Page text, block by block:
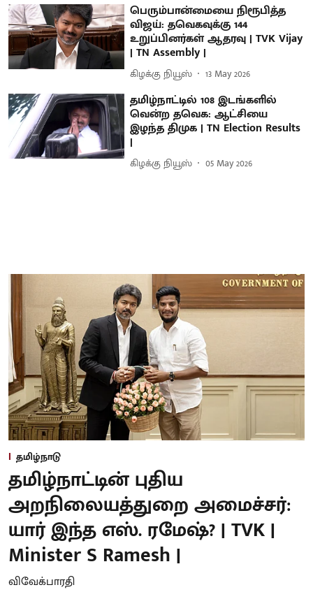
பெரும்பான்மையை நிரூபித்த
விஜய்: தவெகவுக்கு 144
உறுப்பினர்கள் ஆதரவு | TVK Vijay
| TN Assembly |
கிழக்கு நியூஸ் 13 May 2026
தமிழ்நாட்டில் 108 இடங்களில்
வென்ற தவெக: ஆட்சியை
இழந்த திமுக | TN Election Results
|
கிழக்கு நியூஸ் 05 May 2026
தமிழ்நாடு
தமிழ்நாட்டின் புதிய
அறநிலையத்துறை அமைச்சர்:
யார் இந்த எஸ். ரமேஷ்? | TVK |
Minister S Ramesh |
விவேக்பாரதி